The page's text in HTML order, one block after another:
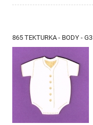
865 TEKTURKA - BODY - G3